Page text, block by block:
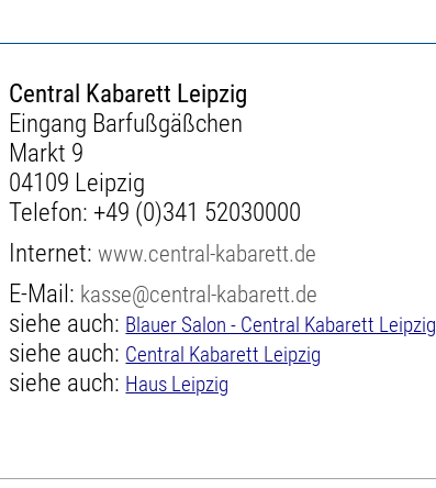
Central Kabarett Leipzig
Eingang Barfußgäßchen
Markt 9
04109 Leipzig
Telefon: +49 (0)341 52030000
Internet:www.central-kabarett.de
E-Mail: kasse@central-kabarett.de
siehe auch: Blauer Salon - Central Kabarett Leipzig
siehe auch: Central Kabarett Leipzig
siehe auch: Haus Leipzig